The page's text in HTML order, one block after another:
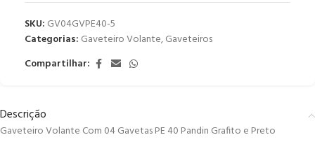
SKU: GV04GVPE40-5
Categorias: Gaveteiro Volante,Gaveteiros
Compartilhar:
Descrição
Gaveteiro Volante Com 04 Gavetas PE 40 Pandin Grafito e Preto